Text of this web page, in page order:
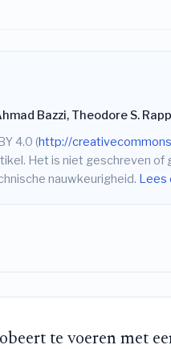
Bazzi, Theodore S.
4.0 (http://
Het is niet geschreven of
nauwkeurigheid. Lees
te voeren met